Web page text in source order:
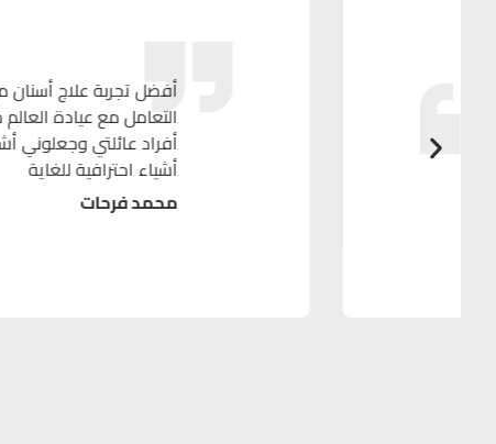
أفضل تجربة علاج أسنان مررت بها على
التعامل مع عيادة العالم منذ عام واحد بعد
أفراد عائلتي وجعلوني أشعر بالراحة
أشياء احترافية للغاية